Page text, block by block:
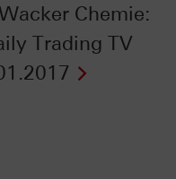
Chemie:
Trading TV